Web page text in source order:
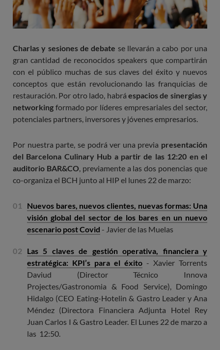
Charlas y sesiones de debate se llevarán a cabo por una
gran cantidad de reconocidos speakers que compartirán
con el público muchas de sus claves del éxito y nuevos
conceptos que están revolucionando las franquicias de
restauración. Por otro lado, habrá espacios de sinergias y
networking formado por líderes empresariales del sector,
potenciales partners, inversores y jóvenes empresarios.
Por nuestra parte, se podrá ver una previa presentación
del Barcelona Culinary Hub a partir de las 12:20 en el
auditorio BAR&CO, previamente a las dos ponencias que
co-organiza el BCH junto al HIP el lunes 22 de marzo:
Nuevos bares, nuevos clientes, nuevas formas: Una
visión global del sector de los bares en un nuevo
escenario post Covid - Javier de las Muelas
Las 5 claves de gestión operativa, financiera y
estratégica: KPI’s para el éxito - Xavier Torrents
Daviud (Director Técnico Innova
Projectes/Gastronomia & Food Service), Domingo
Hidalgo (CEO Eating-Hotelin & Gastro Leader y Ana
Méndez (Directora Financiera Adjunta Hotel Rey
Juan Carlos I & Gastro Leader. El Lunes 22 de marzo a
las 12:50.